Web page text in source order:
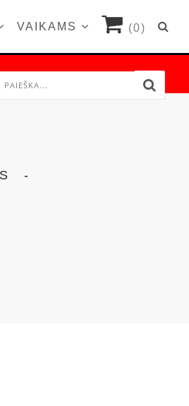
(0)
VAIKAMS
-